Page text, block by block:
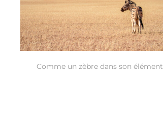
Comme un zèbre dans son élément